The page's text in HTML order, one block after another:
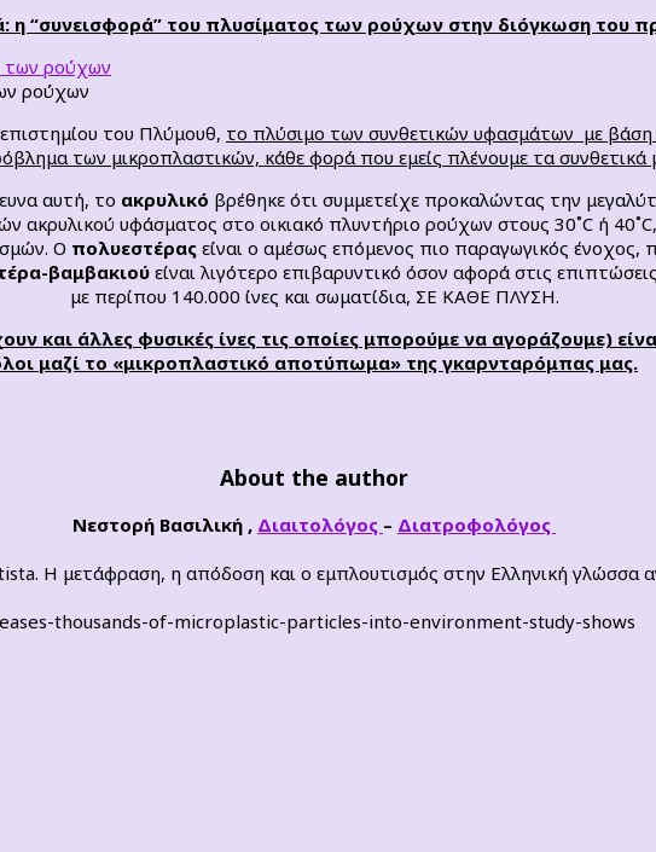
η “συνεισφορά” του πλυσίματος των ρούχων στην διόγκωση του
ρούχων
του Πλύμουθ, το πλύσιμο των συνθετικών υφασμάτων με
των μικροπλαστικών, κάθε φορά που εμείς πλένουμε τα
αυτή, το ακρυλικό βρέθηκε ότι συμμετείχε προκαλώντας την
ακρυλικού υφάσματος στο οικιακό πλυντήριο ρούχων στους 30˚C ή
Ο πολυεστέρας είναι ο αμέσως επόμενος πιο παραγωγικός ένοχος,
βαμβακιούείναι λιγότερο επιβαρυντικό όσον αφορά στις
με περίπου 140.000 ίνες και σωματίδια, ΣΕ ΚΑΘΕ ΠΛΥΣΗ.
και άλλες φυσικές ίνες τις οποίες μπορούμε να αγοράζουμε)
μαζί το «μικροπλαστικό αποτύπωμα» της γκαρνταρόμπας μας.
About the author
Νεστορή Βασιλική , Διαιτολόγος – Διατροφολόγος
Η μετάφραση, η απόδοση και ο εμπλουτισμός στην Ελληνική γλώσσα
thousands-of-microplastic-particles-into-environment-study-shows